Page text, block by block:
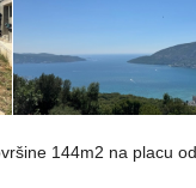
144m2 na placu